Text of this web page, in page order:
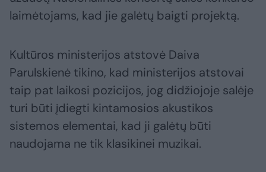
laimėtojams, kad jie galėtų baigti projektą.
Kultūros ministerijos atstovė Daiva
Parulskienė tikino, kad ministerijos atstovai
taip pat laikosi pozicijos, jog didžiojoje salėje
turi būti įdiegti kintamosios akustikos
sistemos elementai, kad ji galėtų būti
naudojama ne tik klasikinei muzikai.